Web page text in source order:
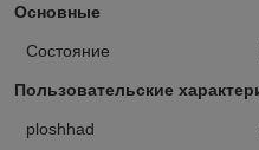
Основные
Состояние
Пользовательские
ploshhad